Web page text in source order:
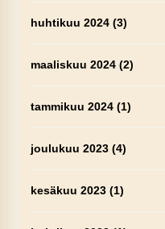
huhtikuu 2024(3)
maaliskuu 2024(2)
tammikuu 2024(1)
joulukuu 2023(4)
kesäkuu 2023(1)